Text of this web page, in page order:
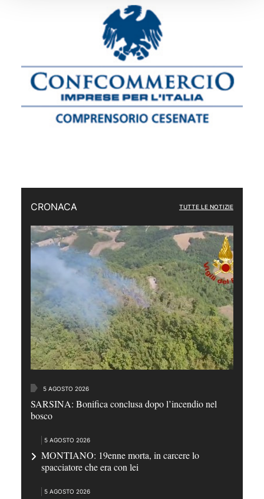
CRONACA TUTTE LE NOTIZIE
5 AGOSTO 2026
SARSINA: Bonifica conclusa dopo l’incendio nel
bosco
5 AGOSTO 2026
MONTIANO: 19enne morta, in carcere lo
spacciatore che era con lei
5 AGOSTO 2026